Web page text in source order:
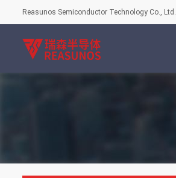
Reasunos Semiconductor Technology Co., Ltd.